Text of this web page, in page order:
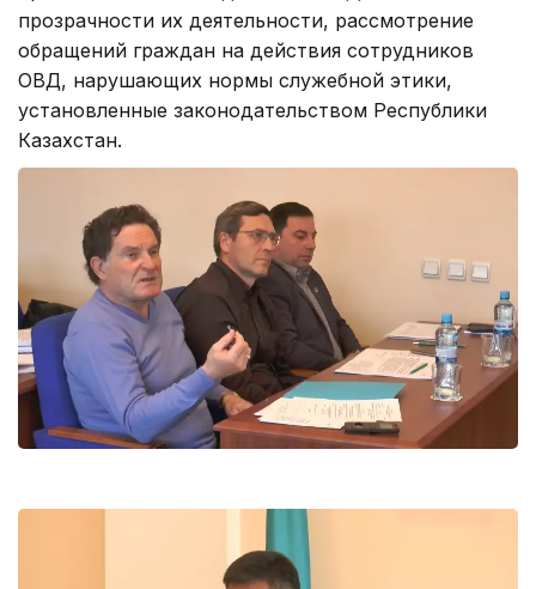
прозрачности их деятельности, рассмотрение
обращений граждан на действия сотрудников
ОВД, нарушающих нормы служебной этики,
установленные законодательством Республики
Казахстан.